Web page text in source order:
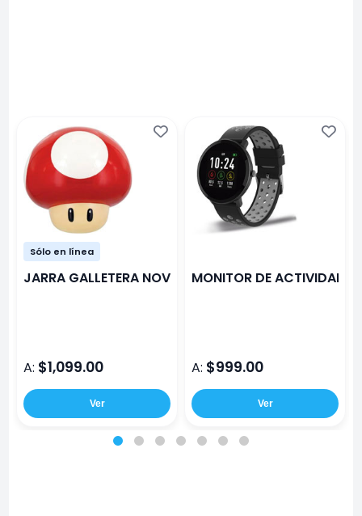
Sólo en línea
JARRA GALLETERA NOVELMEX HONGO MARIO
A: $1,099.00
Ver
MONITOR DE ACTIVIDAD
A: $999.00
Ver